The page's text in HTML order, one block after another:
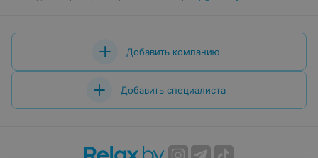
Добавить компанию
Добавить специалиста